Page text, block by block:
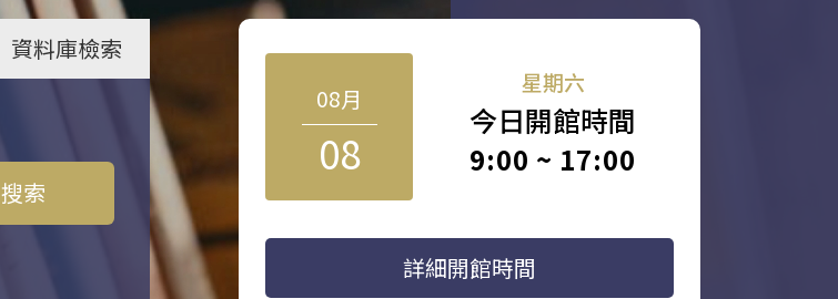
資料庫檢索
搜索
08月
08
星期六
今日開館時間
9:00 ~ 17:00
詳細開館時間